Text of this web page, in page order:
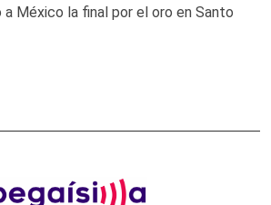
México la final por el oro en Santo